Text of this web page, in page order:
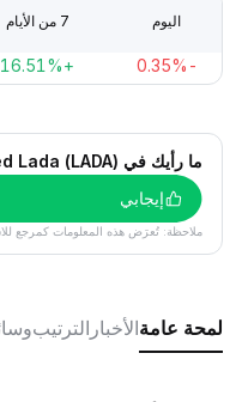
اليوم 7 من الأيام
-0.35%
+16.51%
ما رأيك في Gently Used Lada (LADA) اليوم؟
إيجابي
ملاحظة: تُعرَض هذه المعلومات كمرجع
لمحة عامةالأخبار الترتيب